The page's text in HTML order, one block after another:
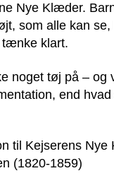
Nye Klæder.
som alle kan
tænke klart.
noget tøj på – og
end
til Kejserens
(1820-1859)